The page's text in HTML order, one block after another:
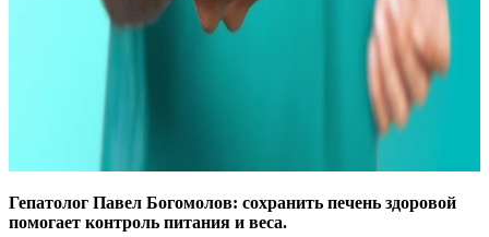
Гепатолог Павел Богомолов: сохранить печень здоровой
помогает контроль питания и веса.